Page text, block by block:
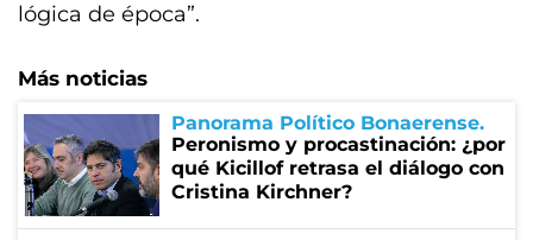
lógica de época”.
Más noticias
Panorama Político Bonaerense
Peronismo y procastinación: ¿por
qué Kicillof retrasa el diálogo con
Cristina Kirchner?